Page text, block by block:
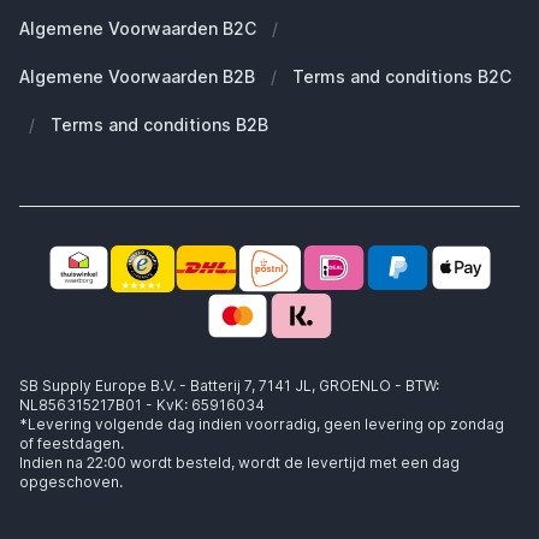
Groot en uniek assortiment
400.000+ klanten geleverd
Welke MagSafe heb ik nodig?
Werken bij SB Supply
Working at SB Supply
Algemene Voorwaarden B2C /
Algemene Voorwaarden B2B / Terms and conditions B2C
/ Terms and conditions B2B
SB Supply Europe B.V. - Batterij 7, 7141 JL, GROENLO - BTW:
NL856315217B01 - KvK: 65916034
*Levering volgende dag indien voorradig, geen levering op zondag
of feestdagen.
Indien na 22:00 wordt besteld, wordt de levertijd met een dag
opgeschoven.